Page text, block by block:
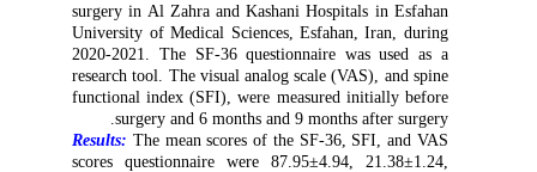
surgery in Al Zahra and Kashani Hospitals in Esfahan
University of Medical Sciences, Esfahan, Iran,during
2020-2021. The SF-36 questionnaire was used as a
research tool.The visual analog scale (VAS), and spine
functional index (SFI), were measured initially before
surgery and 6 months and 9 months after surgery
.
Results: The mean scores of the SF-36, SFI, and VAS
scores questionnaire were87.95±4.94 ,21.38±1.24